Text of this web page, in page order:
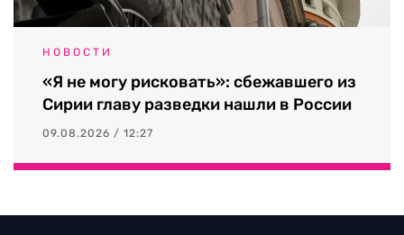
НОВОСТИ
«Я не могу рисковать»: сбежавшего из
Сирии главу разведки нашли в России
09.08.2026 / 12:27